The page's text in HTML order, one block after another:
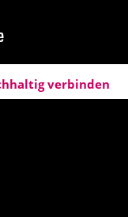
verbinden